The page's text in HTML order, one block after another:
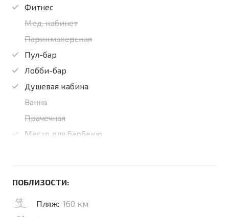
Фитнес
Мед. кабинет
Парикмахерская
Пул-бар
Лобби-бар
Душевая кабина
Ванна
Прачечная
Место для барбекю
ПОБЛИЗОСТИ:
Пляж: 160 км